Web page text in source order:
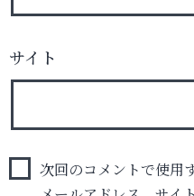
サイト
次回のコメントで使用